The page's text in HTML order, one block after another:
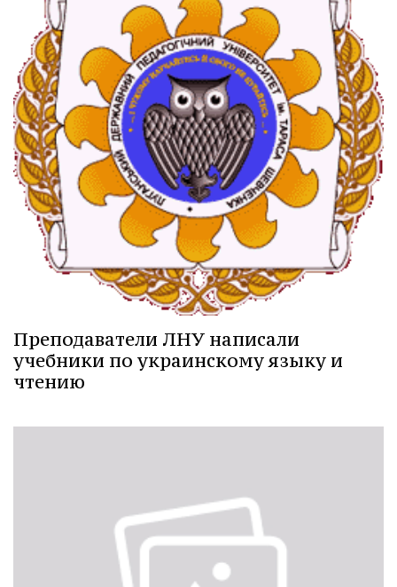
Преподаватели ЛНУ написали
учебники по украинскому языку и
чтению